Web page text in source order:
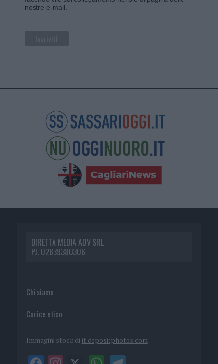
nostre e-mail.
DIRETTA MEDIA ADV SRL
P.I. 02839380306
Chi siamo
Codice etico
Immagini stock di it.depositphotos.com